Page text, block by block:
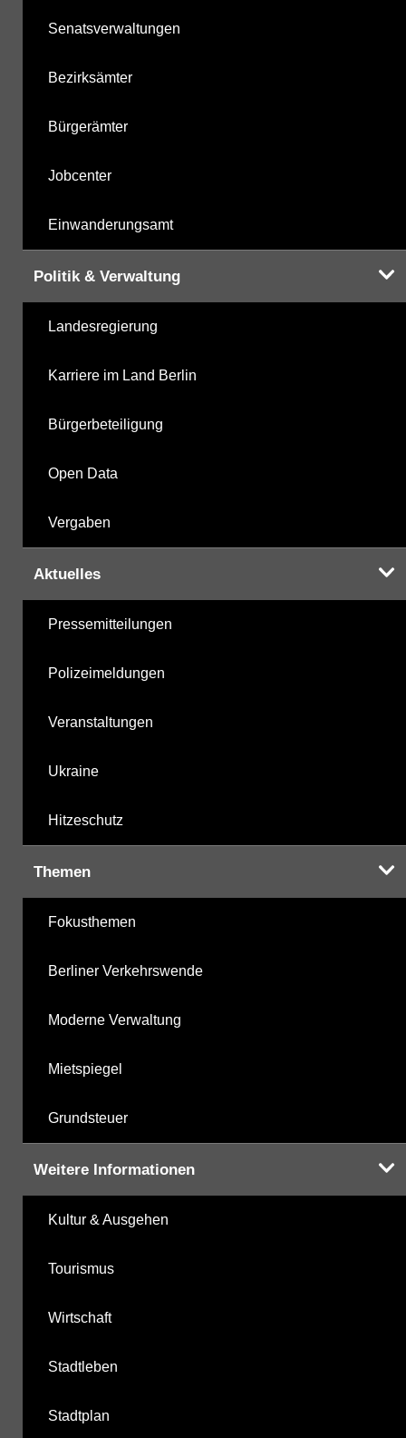
Senatsverwaltungen
Bezirksämter
Bürgerämter
Jobcenter
Einwanderungsamt
Politik & Verwaltung
Landesregierung
Karriere im Land Berlin
Bürgerbeteiligung
Open Data
Vergaben
Aktuelles
Pressemitteilungen
Polizeimeldungen
Veranstaltungen
Ukraine
Hitzeschutz
Themen
Fokusthemen
Berliner Verkehrswende
Moderne Verwaltung
Mietspiegel
Grundsteuer
Weitere Informationen
Kultur & Ausgehen
Tourismus
Wirtschaft
Stadtleben
Stadtplan